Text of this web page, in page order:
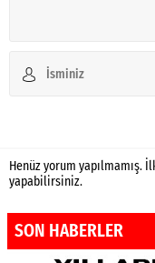
Henüz yorum yapılmamış.
yapabilirsiniz.
SON HABERLER